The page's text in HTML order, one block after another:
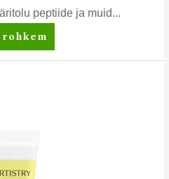
peptiide ja muid...
rohkem